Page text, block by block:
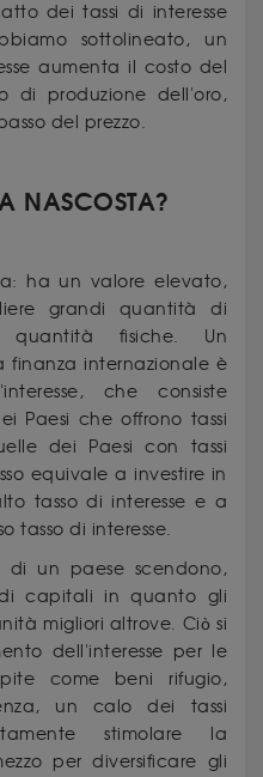
dei tassi di interesse
sottolineato, un
aumenta il costo del
di produzione dell'oro,
del prezzo.
NASCOSTA?
ha un valore elevato,
grandi quantità di
fisiche. Un
finanza internazionale è
che consiste
Paesi che offrono tassi
dei Paesi con tassi
equivale a investire in
tasso di interesse e a
tasso di interesse.
di un paese scendono,
capitali in quanto gli
migliori altrove. Ciò si
dell'interesse per le
come beni rifugio,
un calo dei tassi
stimolare la
per diversificare gli